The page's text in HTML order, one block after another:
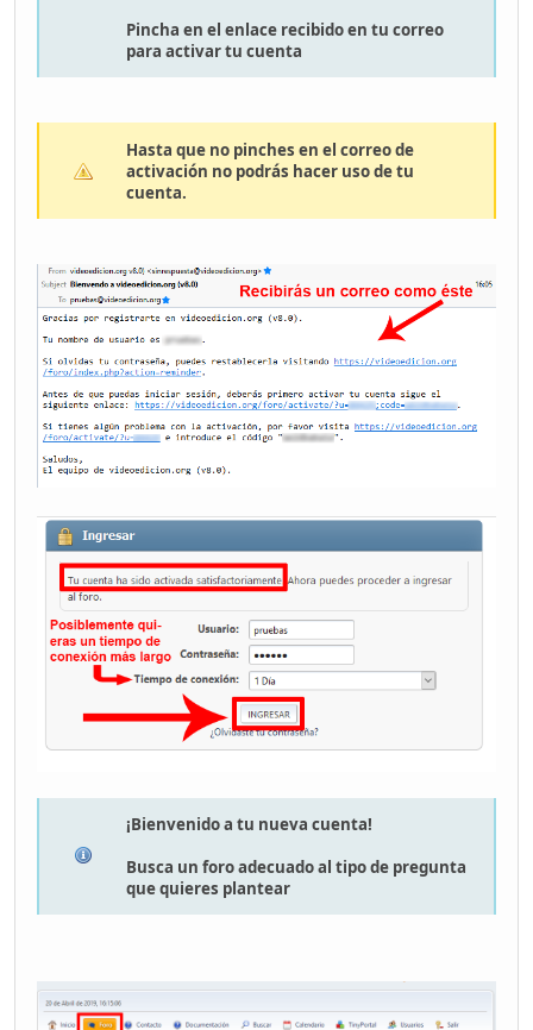
Pincha en el enlace recibido en tu correo
para activar tu cuenta
Hasta que no pinches en el correo de
activación no podrás hacer uso de tu
cuenta.
¡Bienvenido a tu nueva cuenta!
Busca un foro adecuado al tipo de pregunta
que quieres plantear